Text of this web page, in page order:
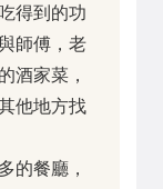
得到的功
師傅，老
酒家菜，
他地方找
的餐廳，